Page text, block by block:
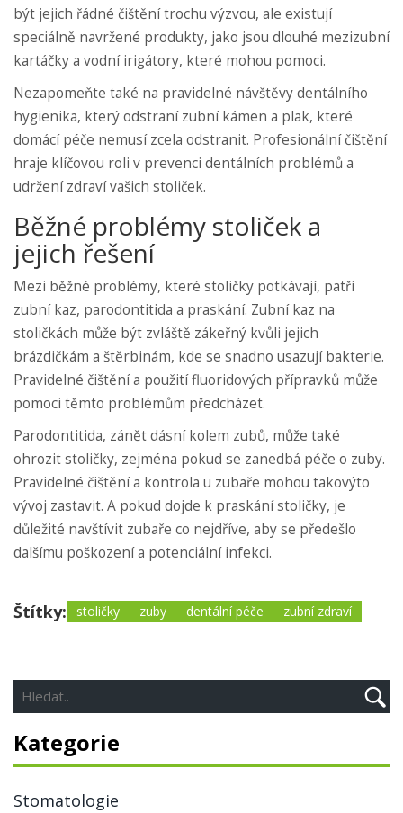
být jejich řádné čištění trochu výzvou, ale existují
speciálně navržené produkty, jako jsou dlouhé mezizubní
kartáčky a vodní irigátory, které mohou pomoci.
Nezapomeňte také na pravidelné návštěvy dentálního
hygienika, který odstraní zubní kámen a plak, které
domácí péče nemusí zcela odstranit. Profesionální čištění
hraje klíčovou roli v prevenci dentálních problémů a
udržení zdraví vašich stoliček.
Běžné problémy stoliček a
jejich řešení
Mezi běžné problémy, které stoličky potkávají, patří
zubní kaz, parodontitida a praskání. Zubní kaz na
stoličkách může být zvláště zákeřný kvůli jejich
brázdičkám a štěrbinám, kde se snadno usazují bakterie.
Pravidelné čištění a použití fluoridových přípravků může
pomoci těmto problémům předcházet.
Parodontitida, zánět dásní kolem zubů, může také
ohrozit stoličky, zejména pokud se zanedbá péče o zuby.
Pravidelné čištění a kontrola u zubaře mohou takovýto
vývoj zastavit. A pokud dojde k praskání stoličky, je
důležité navštívit zubaře co nejdříve, aby se předešlo
dalšímu poškození a potenciální infekci.
Štítky: stoličky zuby dentální péče zubní zdraví
Kategorie
Stomatologie